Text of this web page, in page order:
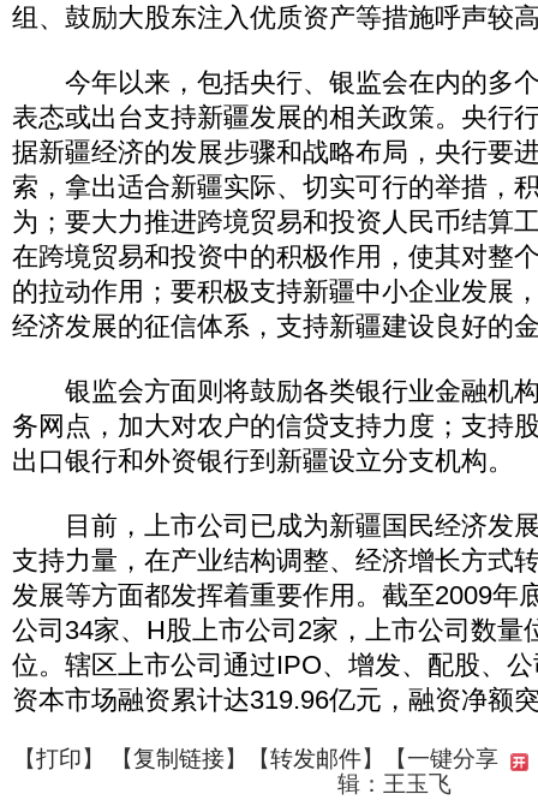
组、鼓励大股东注入优质资产等措施呼声较
今年以来，包括央行、银监会在内的多
表态或出台支持新疆发展的相关政策。央行
据新疆经济的发展步骤和战略布局，央行要
索，拿出适合新疆实际、切实可行的举措，
为；要大力推进跨境贸易和投资人民币结算
在跨境贸易和投资中的积极作用，使其对整
的拉动作用；要积极支持新疆中小企业发展
经济发展的征信体系，支持新疆建设良好的
银监会方面则将鼓励各类银行业金融机
务网点，加大对农户的信贷支持力度；支持
出口银行和外资银行到新疆设立分支机构。
目前，上市公司已成为新疆国民经济发
支持力量，在产业结构调整、经济增长方式
发展等方面都发挥着重要作用。截至2009年
公司34家、H股上市公司2家，上市公司数量
位。辖区上市公司通过IPO、增发、配股、
资本市场融资累计达319.96亿元，融资净额
【打印】 【复制链接】【转发邮件】
【一键分享
辑：王玉飞